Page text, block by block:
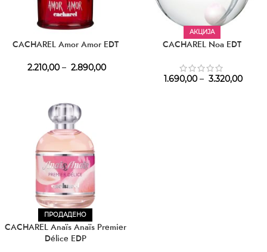
CACHAREL Amor Amor EDT
2.210,00 – 2.890,00
АКЦИЈА
CACHAREL Noa EDT
1.690,00 – 3.320,00
ПРОДАДЕНО
CACHAREL Anaïs Anaïs Premier
Délice EDP